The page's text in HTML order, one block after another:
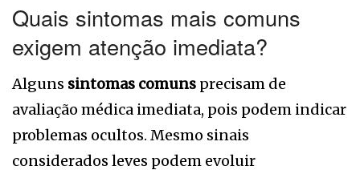
Quais sintomas mais comuns
exigem atenção imediata?
Alguns sintomas comuns precisam de
avaliação médica imediata, pois podem indicar
problemas ocultos. Mesmo sinais
considerados leves podem evoluir